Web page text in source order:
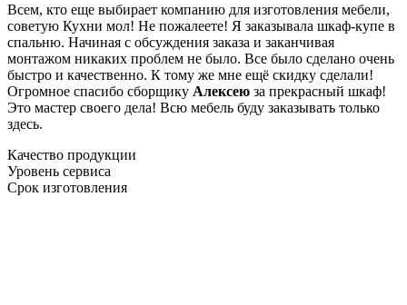
Всем, кто еще выбирает компанию для изготовления мебели,
советую Кухни мол! Не пожалеете! Я заказывала шкаф-купе в
спальню. Начиная с обсуждения заказа и заканчивая
монтажом никаких проблем не было. Все было сделано очень
быстро и качественно. К тому же мне ещё скидку сделали!
Огромное спасибо сборщику Алексею за прекрасный шкаф!
Это мастер своего дела! Всю мебель буду заказывать только
здесь.
Качество продукции
Уровень сервиса
Срок изготовления